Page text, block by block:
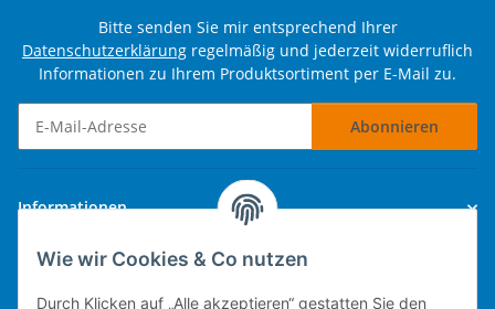
Wie wir Cookies & Co nutzen
Durch Klicken auf „Alle akzeptieren“ gestatten Sie den
Bitte senden Sie mir entsprechend Ihrer
Datenschutzerklärung regelmäßig und jederzeit widerruflich
Informationen zu Ihrem Produktsortiment per E-Mail zu.
Abonnieren
Informationen
Gesetzliche Informationen